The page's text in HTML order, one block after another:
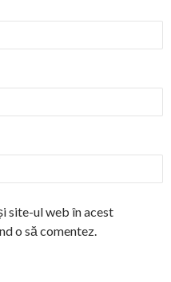
site-ul web în acest
o să comentez.